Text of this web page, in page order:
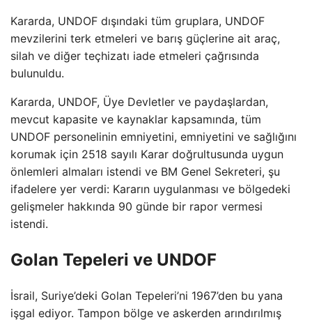
Kararda, UNDOF dışındaki tüm gruplara, UNDOF
mevzilerini terk etmeleri ve barış güçlerine ait araç,
silah ve diğer teçhizatı iade etmeleri çağrısında
bulunuldu.
Kararda, UNDOF, Üye Devletler ve paydaşlardan,
mevcut kapasite ve kaynaklar kapsamında, tüm
UNDOF personelinin emniyetini, emniyetini ve sağlığını
korumak için 2518 sayılı Karar doğrultusunda uygun
önlemleri almaları istendi ve BM Genel Sekreteri, şu
ifadelere yer verdi: Kararın uygulanması ve bölgedeki
gelişmeler hakkında 90 günde bir rapor vermesi
istendi.
Golan Tepeleri ve UNDOF
İsrail, Suriye’deki Golan Tepeleri’ni 1967’den bu yana
işgal ediyor. Tampon bölge ve askerden arındırılmış